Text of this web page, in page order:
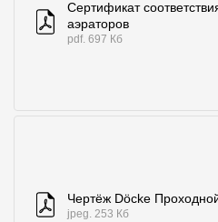
Сертификат
аэраторов
pdf. 697 Кб
Чертёж Döcke
jpeg. 253 Кб